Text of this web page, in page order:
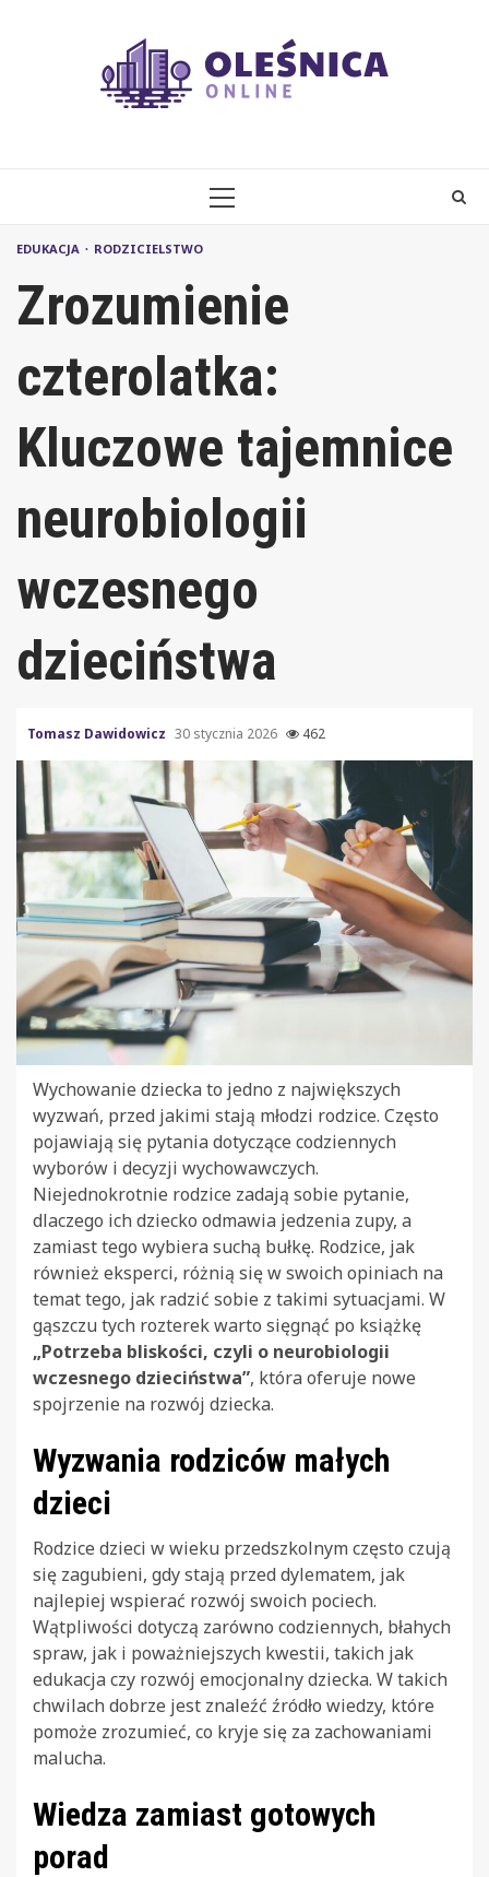
PRIMARY
EDUKACJA RODZICIELSTWO
Zrozumienie
czterolatka:
Kluczowe tajemnice
neurobiologii
wczesnego
dzieciństwa
Tomasz Dawidowicz 30 stycznia 2026 462
Wychowanie dziecka to jedno z największych
wyzwań, przed jakimi stają młodzi rodzice. Często
pojawiają się pytania dotyczące codziennych
wyborów i decyzji wychowawczych.
Niejednokrotnie rodzice zadają sobie pytanie,
dlaczego ich dziecko odmawia jedzenia zupy, a
zamiast tego wybiera suchą bułkę. Rodzice, jak
również eksperci, różnią się w swoich opiniach na
temat tego, jak radzić sobie z takimi sytuacjami. W
gąszczu tych rozterek warto sięgnąć po książkę
„Potrzeba bliskości, czyli o neurobiologii
wczesnego dzieciństwa”, która oferuje nowe
spojrzenie na rozwój dziecka.
Wyzwania rodziców małych
dzieci
Rodzice dzieci w wieku przedszkolnym często czują
się zagubieni, gdy stają przed dylematem, jak
najlepiej wspierać rozwój swoich pociech.
Wątpliwości dotyczą zarówno codziennych, błahych
spraw, jak i poważniejszych kwestii, takich jak
edukacja czy rozwój emocjonalny dziecka. W takich
chwilach dobrze jest znaleźć źródło wiedzy, które
pomoże zrozumieć, co kryje się za zachowaniami
malucha.
Wiedza zamiast gotowych
porad